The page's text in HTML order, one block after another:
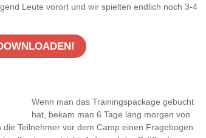
Leute vorort und wir spielten endlich noch 3-4
Wenn man das Trainingspackage gebucht
hat, bekam man 6 Tage lang morgen von
Teilnehmer vor dem Camp einen Fragebogen